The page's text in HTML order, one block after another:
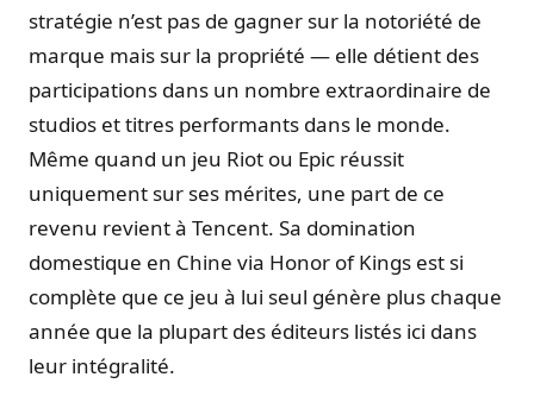
stratégie n’est pas de gagner sur la notoriété de
marque mais sur la propriété — elle détient des
participations dans un nombre extraordinaire de
studios et titres performants dans le monde.
Même quand un jeu Riot ou Epic réussit
uniquement sur ses mérites, une part de ce
revenu revient à Tencent. Sa domination
domestique en Chine via Honor of Kings est si
complète que ce jeu à lui seul génère plus chaque
année que la plupart des éditeurs listés ici dans
leur intégralité.